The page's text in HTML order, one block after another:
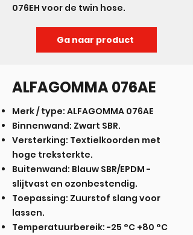
076EH voor de twin hose.
Ga naar product
ALFAGOMMA 076AE
Merk / type: ALFAGOMMA 076AE
Binnenwand: Zwart SBR.
Versterking: Textielkoorden met
hoge treksterkte.
Buitenwand: Blauw SBR/EPDM -
slijtvast en ozonbestendig.
Toepassing: Zuurstof slang voor
lassen.
Temperatuurbereik: -25 °C +80 °C